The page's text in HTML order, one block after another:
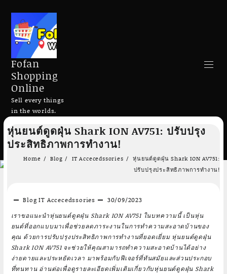
Skip
content
Fofan
Shopping
Online
Sell every things
in the worlds.
Search
หุ่นยนต์ดูดฝุ่น Shark ION AV751: ปรับปรุง
ประสิทธิภาพการทำงาน!
Home Blog IT Accecedssories
หุ่นยนต์ดูดฝุ่น Shark ION AV751:
ปรับปรุงประสิทธิภาพการทำงาน!
Blog IT Accecedssories
30/09/2023
เราขอแนะนำหุ่นยนต์ดูดฝุ่น Shark ION AV751 ในบทความนี้ เป็นหุ่น
ยนต์ที่ออกแบบมาเพื่อช่วยลดภาระงานในการทำความสะอาดบ้านของ
คุณ ด้วยการปรับปรุงประสิทธิภาพการทำงานที่ยอดเยี่ยม หุ่นยนต์ดูดฝุ่น
Shark ION AV751 จะช่วยให้คุณสามารถทำความสะอาดบ้านได้อย่าง
ง่ายดายและประหยัดเวลา มาพร้อมกับฟีเจอร์ที่ทันสมัยและส่วนประกอบ
ที่ทนทาน อ่านต่อเพื่อดูรายละเอียดเพิ่มเติมเกี่ยวกับหุ่นยนต์ดูดฝุ่น Shark